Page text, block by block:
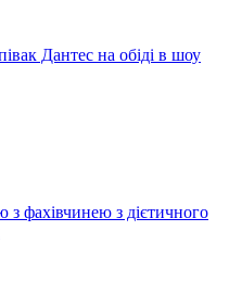
Дантес на обіді в шоу
з фахівчинею з дієтичного